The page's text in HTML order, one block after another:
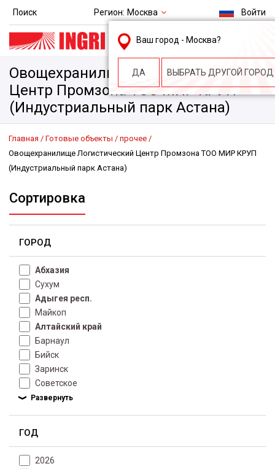
Поиск Регион: Москва
Ваш город - Москва?
ДА ВЫБРАТЬ ДРУГОЙ ГОРОД
Войти
msk@ingri.ru
пн. – пт.: 9.00-18.00
Овощехранилище Логистический
Центр Промзона ТОО МИР КРУП
(Индустриальный парк Астана)
Главная Готовые объекты
прочее
Овощехранилище Логистический Центр Промзона ТОО МИР КРУП
(Индустриальный парк Астана)
Сортировка
ГОРОД
Абхазия
Сухум
Адыгея респ.
Майкоп
Алтайский край
Барнаул
Бийск
Заринск
Советское
ГОД
2026